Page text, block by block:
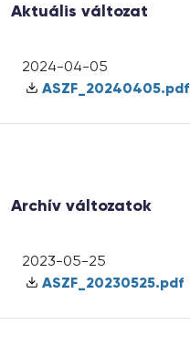
Aktuális változat
2024-04-05
ASZF_20240405.pdf
Archív változatok
2023-05-25
ASZF_20230525.pdf